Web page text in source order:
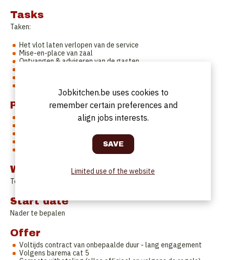
Tasks
Taken:
Het vlot laten verlopen van de service
Mise-en-place van zaal
Ontvangen & adviseren van de gasten
Profile
Min. 5 jaar horeca-ervaring
Met verantwoordelijkheidszin
Persoon die zowel goed in team als alleen kan werken
Teamplayer met capaciteiten als goede kelner/dienster
Blanco strafblad | Attest van goed gedrag en zeden
Work Schedule
Te bespreken. Voltijds.
Start date
Nader te bepalen
Offer
Voltijds contract van onbepaalde duur - lang engagement
Volgens barema cat 5
Jobkitchen.be uses cookies to
remember certain preferences and
align jobs interests.
Limited use of the website